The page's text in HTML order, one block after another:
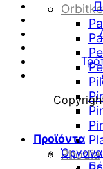
Rhodia
Προϊόντα